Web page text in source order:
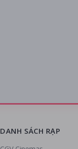
DANH SÁCH RẠP